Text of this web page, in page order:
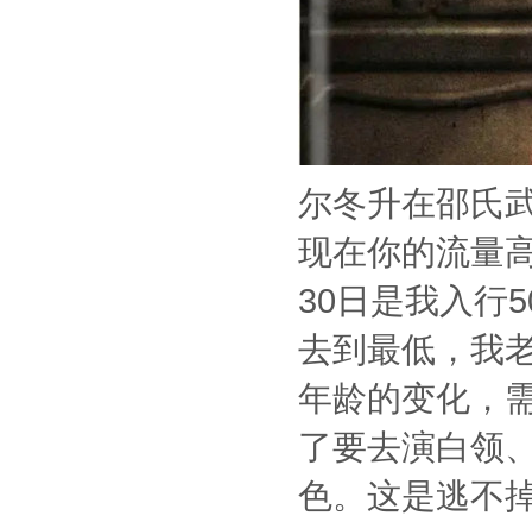
尔冬升在邵氏
现在你的流量
30日是我入行
去到最低，我
年龄的变化，
了要去演白领
色。这是逃不